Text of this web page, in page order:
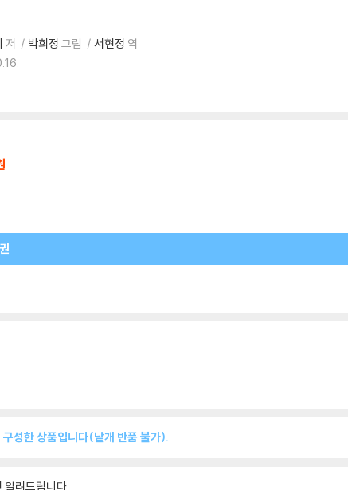
저 박희정 그림 서현정 역
성한 상품입니다(낱개 반품 불가).
려드립니다.